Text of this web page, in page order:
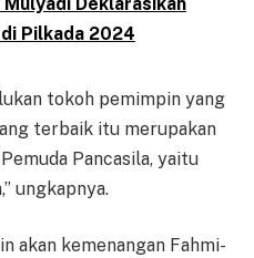
Pilkada 2024
tokoh pemimpin yang
terbaik itu merupakan
Pancasila, yaitu
ungkapnya.
akan kemenangan Fahmi-